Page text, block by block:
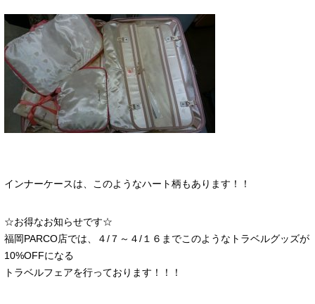
インナーケースは、このようなハート柄もあります！！
☆お得なお知らせです☆
福岡PARCO店では、４/７～４/１６までこのようなトラベルグッズが
10%OFFになる
トラベルフェアを行っております！！！